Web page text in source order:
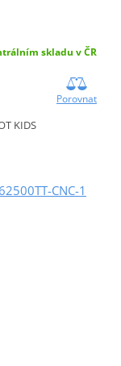
skladu v ČR
Porovnat
KIDS
CNC-1